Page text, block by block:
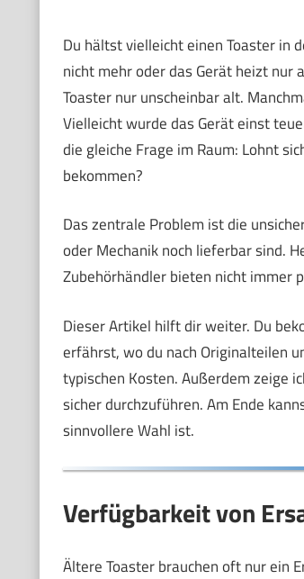
Du hältst vielleicht einen Toaster in
nicht mehr oder das Gerät heizt
Toaster nur unscheinbar alt.
Vielleicht wurde das Gerät einst
die gleiche Frage im Raum: Lohnt
bekommen?
Das zentrale Problem ist die
oder Mechanik noch lieferbar sind.
Zubehörhändler bieten nicht immer
Dieser Artikel hilft dir weiter. Du
erfährst, wo du nach Originalteilen
typischen Kosten. Außerdem zeige
sicher durchzuführen. Am Ende
sinnvollere Wahl ist.
Verfügbarkeit von
Ältere Toaster brauchen oft nur ein